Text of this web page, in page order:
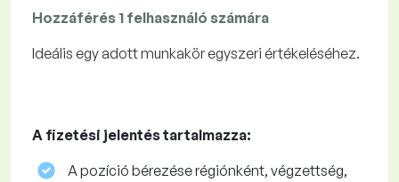
Hozzáférés 1 felhasználó számára
Ideális egy adott munkakör egyszeri értékeléséhez.
A fizetési jelentés tartalmazza:
A pozíció bérezése régiónként, végzettség,